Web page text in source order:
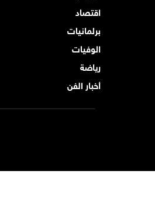
اقتصاد
برلمانيات
الوفيات
رياضة
أخبار الفن